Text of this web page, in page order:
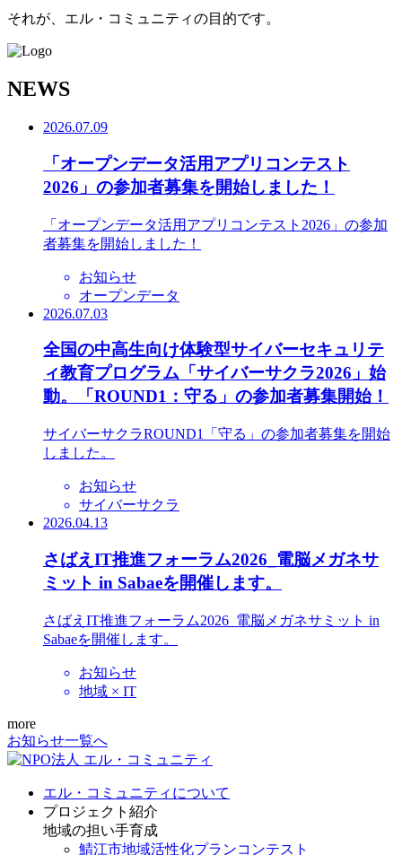
それが、エル・コミュニティの目的です。
NEWS
2026.07.09
「オープンデータ活用アプリコンテスト
2026」の参加者募集を開始しました！
「オープンデータ活用アプリコンテスト2026」の参加
者募集を開始しました！
お知らせ
オープンデータ
2026.07.03
全国の中高生向け体験型サイバーセキュリテ
ィ教育プログラム「サイバーサクラ2026」始
動。「ROUND1：守る」の参加者募集開始！
サイバーサクラROUND1「守る」の参加者募集を開始
しました。
お知らせ
サイバーサクラ
2026.04.13
さばえIT推進フォーラム2026_電脳メガネサ
ミット in Sabaeを開催します。
さばえIT推進フォーラム2026_電脳メガネサミット in
Sabaeを開催します。
お知らせ
地域 × IT
more
お知らせ一覧へ
エル・コミュニティについて
プロジェクト紹介
地域の担い手育成
鯖江市地域活性化プランコンテスト